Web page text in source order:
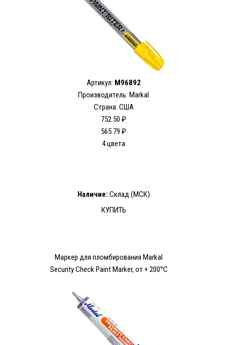
Артикул: M96892
Производитель: Markal
Страна: США
752.50 ₽
565.79 ₽
4 цвета
Наличие: Склад (МСК)
КУПИТЬ
Маркер для пломбирования Markal
Security Check Paint Marker, от + 200°C